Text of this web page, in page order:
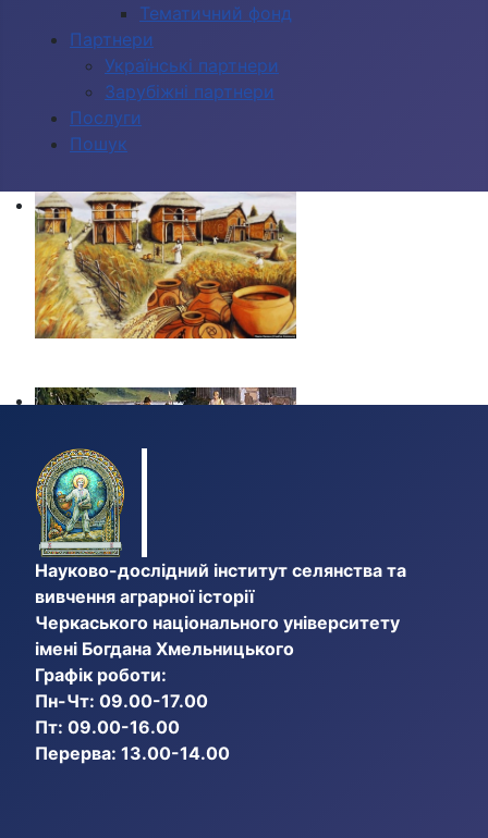
Тематичний фонд
Партнери
Українські партнери
Зарубіжні партнери
Послуги
Пошук
Науково-дослідний інститут селянства та
вивчення аграрної історії
Черкаського національного університету
імені Богдана Хмельницького
Графік роботи:
Пн-Чт: 09.00-17.00
Пт: 09.00-16.00
Перерва: 13.00-14.00